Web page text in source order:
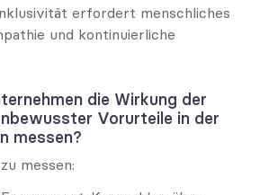
erfordert menschliches
und kontinuierliche
die Wirkung der
Vorurteile in der
messen?
messen: